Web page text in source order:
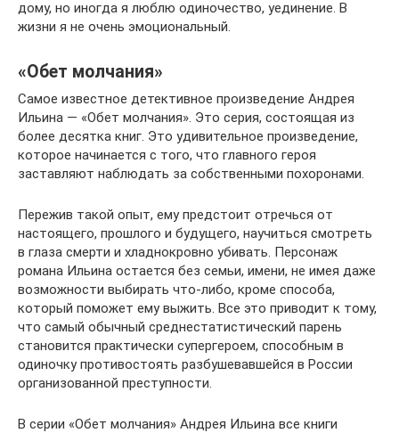
дому, но иногда я люблю одиночество, уединение. В
жизни я не очень эмоциональный.
«Обет молчания»
Самое известное детективное произведение Андрея
Ильина — «Обет молчания». Это серия, состоящая из
более десятка книг. Это удивительное произведение,
которое начинается с того, что главного героя
заставляют наблюдать за собственными похоронами.
Пережив такой опыт, ему предстоит отречься от
настоящего, прошлого и будущего, научиться смотреть
в глаза смерти и хладнокровно убивать. Персонаж
романа Ильина остается без семьи, имени, не имея даже
возможности выбирать что-либо, кроме способа,
который поможет ему выжить. Все это приводит к тому,
что самый обычный среднестатистический парень
становится практически супергероем, способным в
одиночку противостоять разбушевавшейся в России
организованной преступности.
В серии «Обет молчания» Андрея Ильина все книги